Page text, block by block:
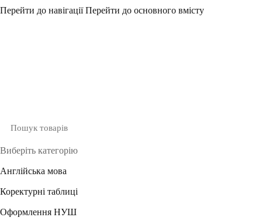
Перейти до навігаціїПерейти до основного вмісту
Виберіть категорію
Англійська мова
Коректурні таблиці
Оформлення НУШ